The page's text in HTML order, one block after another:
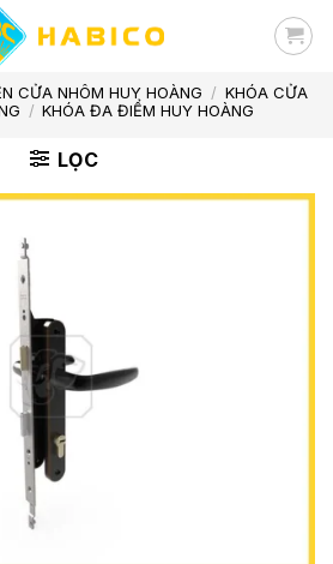
CỬA NHÔM HUY HOÀNG / KHÓA CỬA
/ KHÓA ĐA ĐIỂM HUY HOÀNG
LỌC